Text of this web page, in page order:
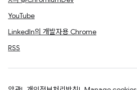
YouTube
LinkedIn의 개발자용 Chrome
RSS